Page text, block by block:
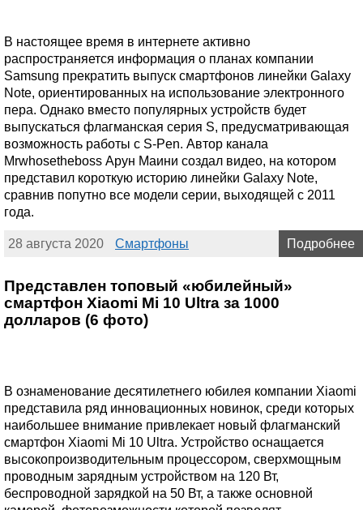
В настоящее время в интернете активно
распространяется информация о планах компании
Samsung прекратить выпуск смартфонов линейки Galaxy
Note, ориентированных на использование электронного
пера. Однако вместо популярных устройств будет
выпускаться флагманская серия S, предусматривающая
возможность работы с S-Pen. Автор канала
Mrwhosetheboss Арун Маини создал видео, на котором
представил короткую историю линейки Galaxy Note,
сравнив попутно все модели серии, выходящей с 2011
года.
28 августа 2020 Смартфоны Подробнее
Представлен топовый «юбилейный»
смартфон Xiaomi Mi 10 Ultra за 1000
долларов (6 фото)
В ознаменование десятилетнего юбилея компании Xiaomi
представила ряд инновационных новинок, среди которых
наибольшее внимание привлекает новый флагманский
смартфон Xiaomi Mi 10 Ultra. Устройство оснащается
высокопроизводительным процессором, сверхмощным
проводным зарядным устройством на 120 Вт,
беспроводной зарядкой на 50 Вт, а также основной